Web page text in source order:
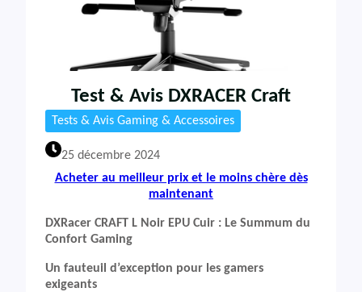
Test & Avis DXRACER Craft
Tests & Avis Gaming & Accessoires
25 décembre 2024
Acheter au meilleur prix et le moins chère dès
maintenant
DXRacer CRAFT L Noir EPU Cuir : Le Summum du
Confort Gaming
Un fauteuil d’exception pour les gamers
exigeants